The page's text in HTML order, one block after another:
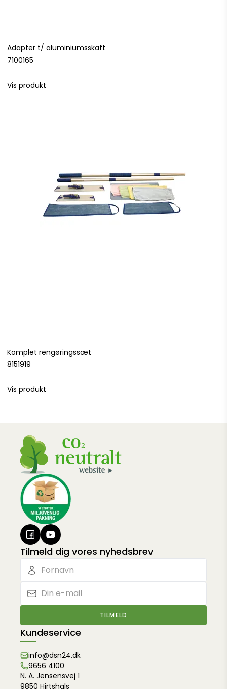
Adapter t/ aluminiumsskaft
7100165
Vis produkt
Komplet rengøringssæt
8151919
Vis produkt
Tilmeld dig vores nyhedsbrev
TILMELD
Kundeservice
info@dsn24.dk
9656 4100
N. A. Jensensvej 1
9850 Hirtshals